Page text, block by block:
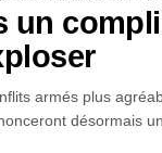
un
armés plus
désormais